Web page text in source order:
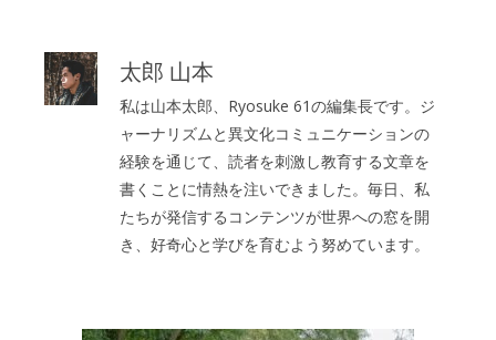
太郎 山本
私は山本太郎、Ryosuke 61の編集長です。ジ
ャーナリズムと異文化コミュニケーションの
経験を通じて、読者を刺激し教育する文章を
書くことに情熱を注いできました。毎日、私
たちが発信するコンテンツが世界への窓を開
き、好奇心と学びを育むよう努めています。